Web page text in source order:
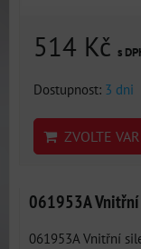
514 Kč s
Dostupnost: 3 dni
ZVOLTE
061953A Vnitřní
061953A Vnitřní